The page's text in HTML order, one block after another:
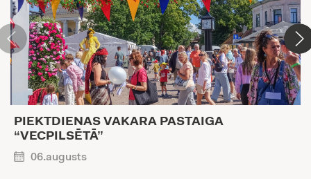
PIEKTDIENAS VAKARA PASTAIGA
“VECPILSĒTĀ”
06.augusts